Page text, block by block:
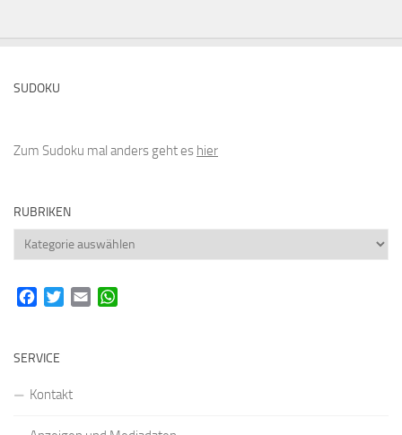
SUDOKU
Zum Sudoku mal anders geht es hier
RUBRIKEN
Rubriken
FacebookTwitterEmail
SERVICE
Kontakt